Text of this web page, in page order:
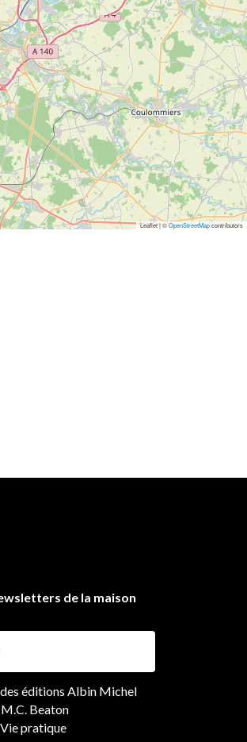
Leaflet | ©OpenStreetMapcontributors
de la maison
des éditions Albin Michel
Beaton
Vie pratique